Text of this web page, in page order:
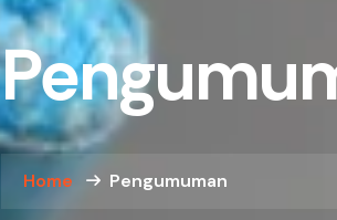
Home Pengumuman